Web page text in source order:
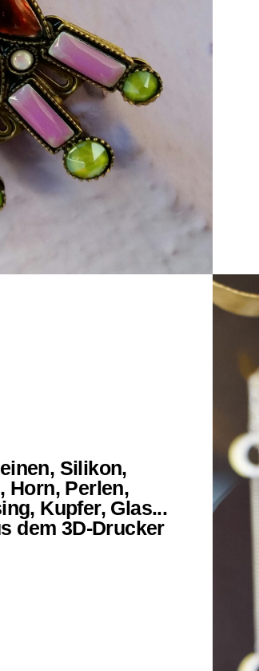
Silikon,
Horn, Perlen,
Kupfer, Glas...
dem 3D-Drucker